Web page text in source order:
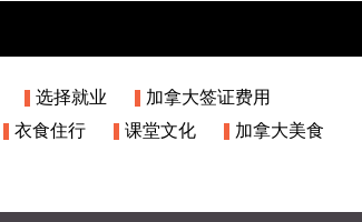
选择就业
加拿大签证费用
衣食住行 课堂文化 加拿大美食